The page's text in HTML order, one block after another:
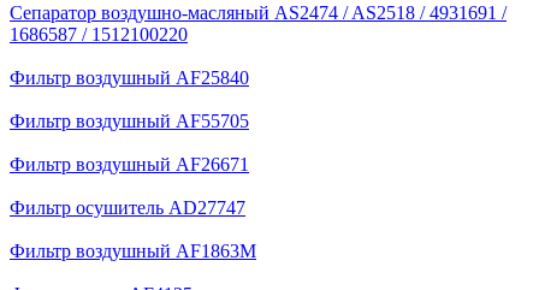
Сепаратор воздушно-масляный AS2474 / AS2518 / 4931691 /
1686587 / 1512100220
Фильтр воздушный AF25840
Фильтр воздушный AF55705
Фильтр воздушный AF26671
Фильтр осушитель AD27747
Фильтр воздушный AF1863M